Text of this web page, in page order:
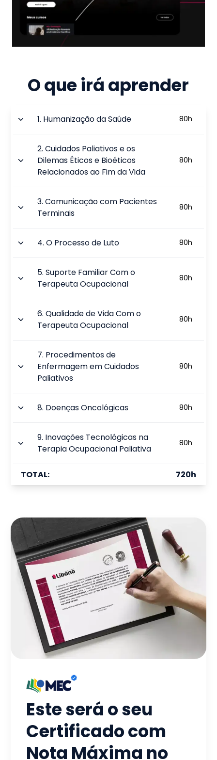
O que irá aprender
1. Humanização da Saúde 80h
2.Cuidados Paliativos e os
Dilemas Éticos e Bioéticos
Relacionados ao Fim da Vida
80h
3.Comunicação com Pacientes
Terminais
80h
4.O Processo de Luto 80h
5.Suporte Familiar Com o
Terapeuta Ocupacional
80h
6.Qualidade de Vida Com o
Terapeuta Ocupacional
80h
7. Procedimentos de
Enfermagem em Cuidados
Paliativos
80h
8. Doenças Oncológicas 80h
9. Inovações Tecnológicas na
Terapia Ocupacional Paliativa
80h
TOTAL: 720h
Este será o seu
Certificado com
Nota Máxima no